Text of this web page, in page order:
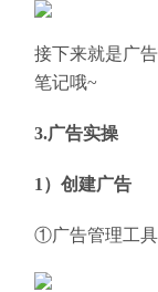
接下来就是广
笔记哦~
3.广告实操
1）创建广告
①广告管理工具